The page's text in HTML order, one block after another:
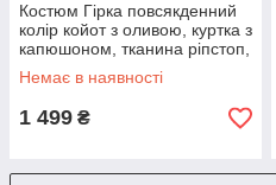
Костюм Гірка повсякденний
колір койот з оливою, куртка з
капюшоном, тканина ріпстоп,
46, 48, 50, 52, 54, 56, 58р-р.
Немає в наявності
1 499 ₴